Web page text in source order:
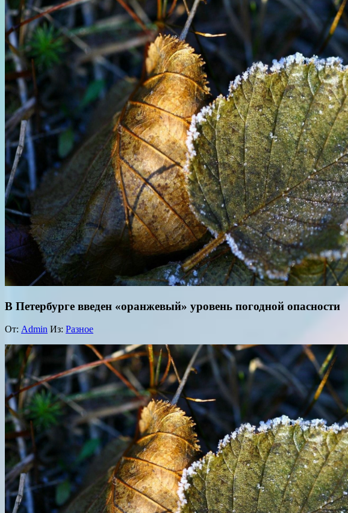
В Петербурге введен «оранжевый» уровень погодной опасности
От: Admin Из: Разное